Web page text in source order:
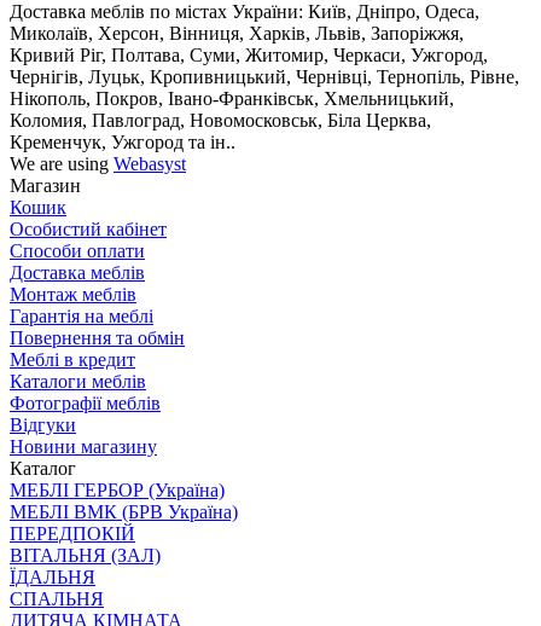
Доставка меблів по містах України: Київ, Дніпро, Одеса,
Миколаїв, Херсон, Вінниця, Харків, Львів, Запоріжжя,
Кривий Ріг, Полтава, Суми, Житомир, Черкаси, Ужгород,
Чернігів, Луцьк, Кропивницький, Чернівці, Тернопіль, Рівне,
Нікополь, Покров, Івано-Франківськ, Хмельницький,
Коломия, Павлоград, Новомосковськ, Біла Церква,
Кременчук, Ужгород та ін..
We are using Webasyst
Магазин
Кошик
Особистий кабінет
Способи оплати
Доставка меблів
Монтаж меблів
Гарантія на меблі
Повернення та обмін
Меблі в кредит
Каталоги меблів
Фотографії меблів
Відгуки
Новини магазину
Каталог
МЕБЛІ ГЕРБОР (Україна)
МЕБЛІ ВМК (БРВ Україна)
ПЕРЕДПОКІЙ
ВІТАЛЬНЯ (ЗАЛ)
ЇДАЛЬНЯ
СПАЛЬНЯ
ДИТЯЧА КІМНАТА